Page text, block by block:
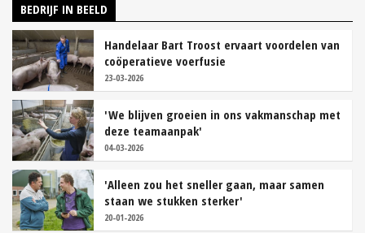
BEDRIJF IN BEELD
Handelaar Bart Troost ervaart voordelen van
coöperatieve voerfusie
23-03-2026
'We blijven groeien in ons vakmanschap met
deze teamaanpak'
04-03-2026
'Alleen zou het sneller gaan, maar samen
staan we stukken sterker'
20-01-2026